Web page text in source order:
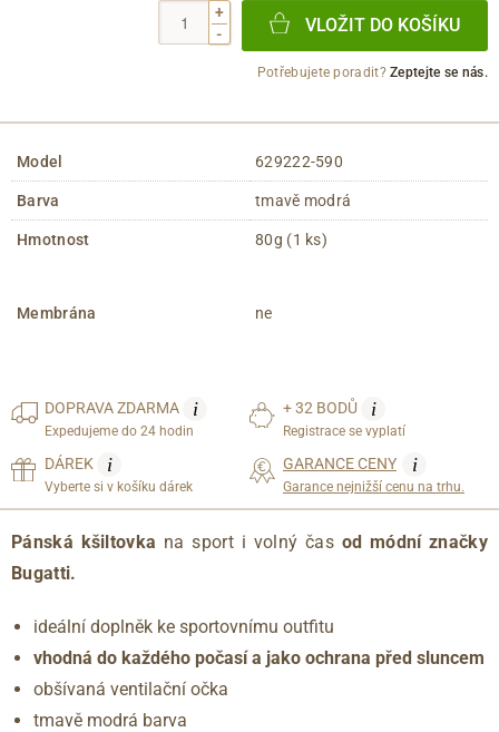
+
-
VLOŽIT DO KOŠÍKU
Potřebujete poradit?Zeptejte se nás.
Model 629222-590
Barva tmavě modrá
Hmotnost 80g (1 ks)
Membrána ne
DOPRAVAZDARMA i
Expedujeme do 24 hodin
+ 32 BODŮ i
Registrace se vyplatí
DÁREK i
Vyberte si v košíku dárek
GARANCE CENY i
Garance nejnižší cenu na trhu.
Pánská kšiltovka na sport i volný čas od módní značky
Bugatti.
ideální doplněk ke sportovnímu outfitu
vhodná do každého počasí a jako ochrana před sluncem
obšívaná ventilační očka
tmavě modrá barva